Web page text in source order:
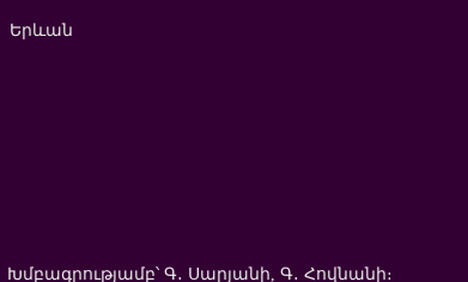
Երևան
Խմբագրությամբ՝ Գ․ Սարյանի, Գ․ Հովնանի։